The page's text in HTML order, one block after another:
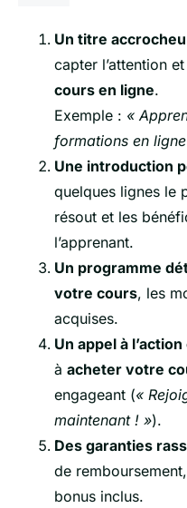
Un titre
capter l’attention
cours en ligne.
Exemple : «
formations en
Une introduction
quelques lignes le
résout et les
l’apprenant.
Un programme
votre cours, les
acquises.
Un appel à
à acheter votre
engageant («
maintenant ! »).
Des garanties
de
bonus inclus.